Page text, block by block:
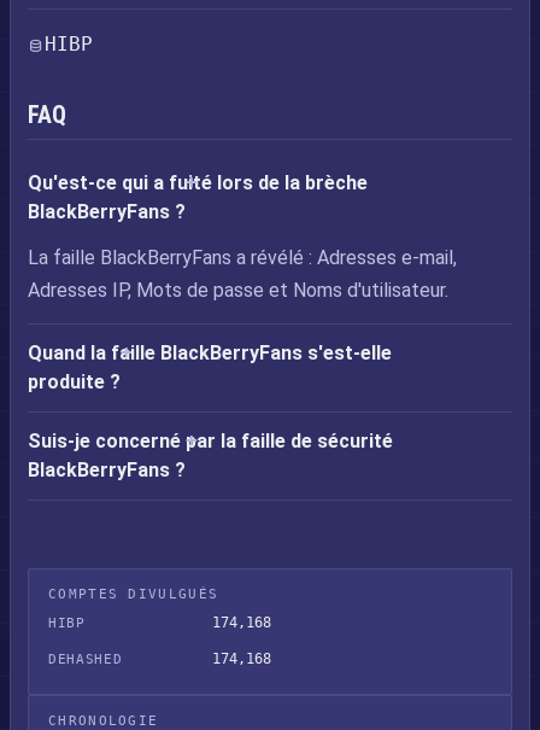
HIBP
FAQ
Qu'est-ce qui a fuité lors de la brèche
BlackBerryFans ?
La faille BlackBerryFans a révélé : Adresses e-mail,
Adresses IP, Mots de passe et Noms d'utilisateur.
Quand la faille BlackBerryFans s'est-elle
produite ?
Suis-je concerné par la faille de sécurité
BlackBerryFans ?
COMPTES DIVULGUÉS
HIBP
174,168
DEHASHED 174,168
CHRONOLOGIE